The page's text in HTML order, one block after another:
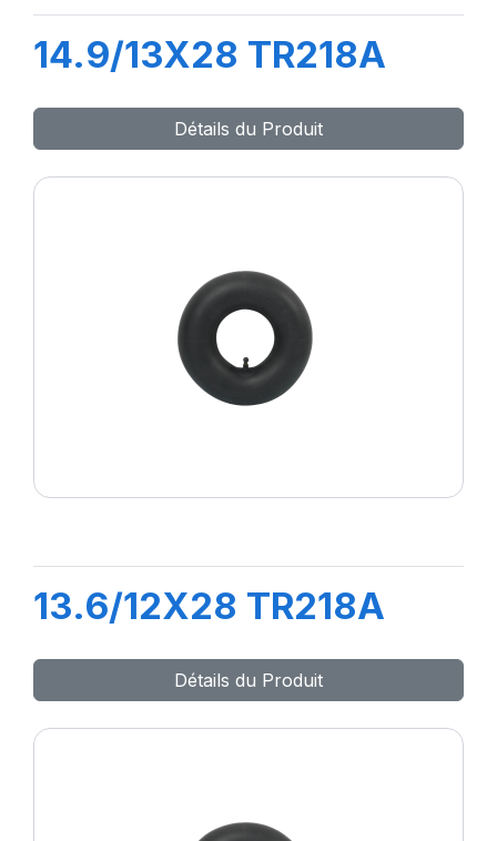
14.9/13X28 TR218A
Détails du Produit
13.6/12X28 TR218A
Détails du Produit